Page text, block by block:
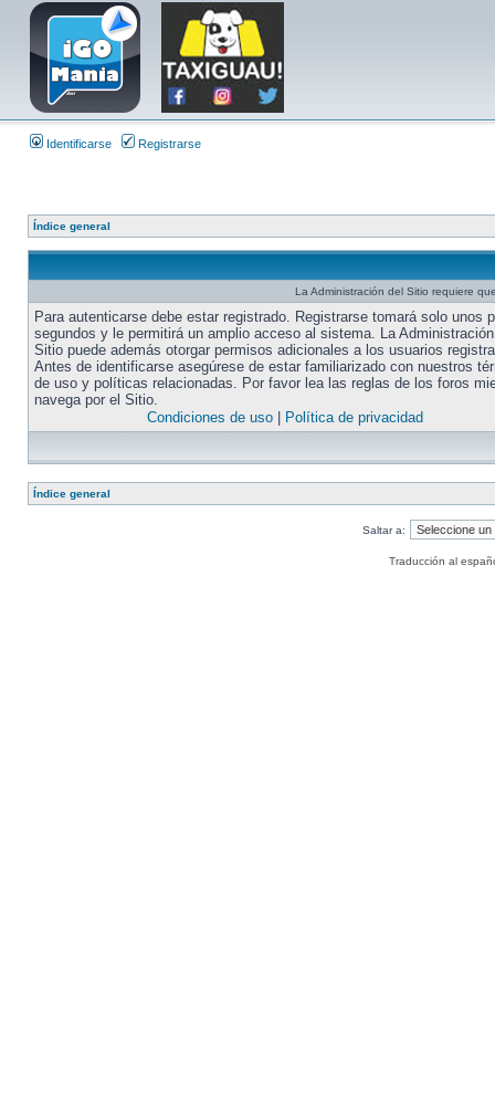
Identificarse Registrarse
Índice general
La Administración del Sitio requiere
Para autenticarse debe estar registrado. Registrarse tomará solo unos
segundos y le permitirá un amplio acceso al sistema. La
Sitio puede además otorgar permisos adicionales a los usuarios
Antes de identificarse asegúrese de estar familiarizado con nuestros
de uso y políticas relacionadas. Por favor lea las reglas de los foros
navega por el Sitio.
Condiciones de uso| Política de privacidad
Índice general
Saltar a:
Traducción al